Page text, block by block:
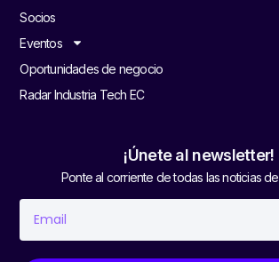
Socios
Eventos
Oportunidades de negocio
Radar Industria Tech EC
¡Únete al newsletter!
Ponte al corriente de todas las noticias